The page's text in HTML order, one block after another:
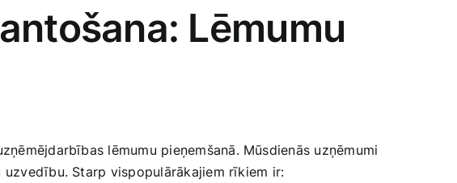
Lēmumu
lēmumu pieņemšanā. Mūsdienās uzņēmumi
Starp vispopulārākajiem rīkiem ir: